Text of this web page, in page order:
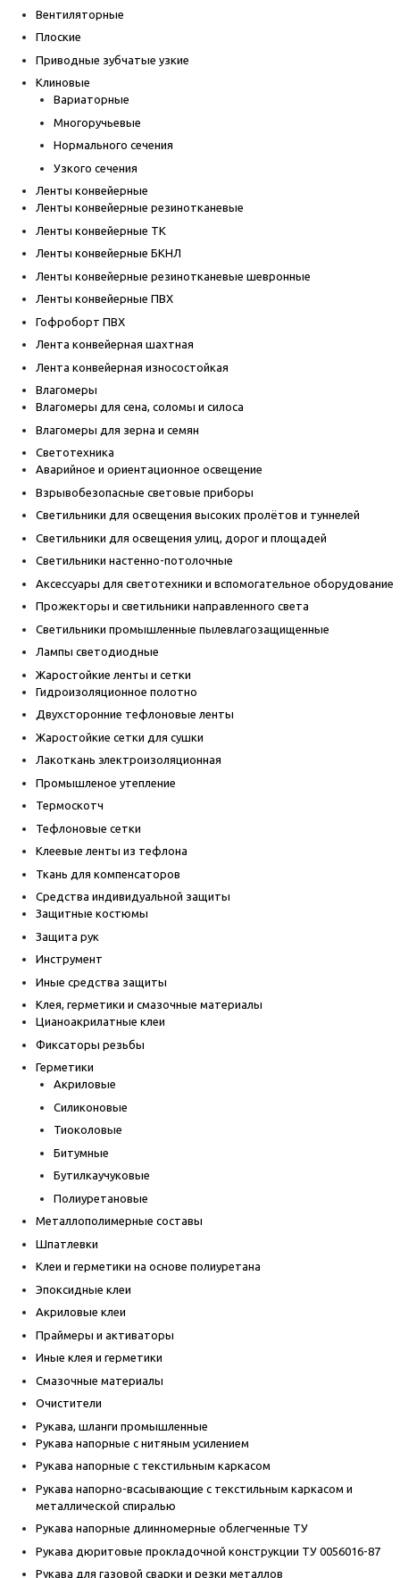
Вентиляторные
Плоские
Приводные зубчатые узкие
Клиновые
Вариаторные
Многоручьевые
Нормального сечения
Узкого сечения
Ленты конвейерные
Ленты конвейерные резинотканевые
Ленты конвейерные ТК
Ленты конвейерные БКНЛ
Ленты конвейерные резинотканевые шевронные
Ленты конвейерные ПВХ
Гофроборт ПВХ
Лента конвейерная шахтная
Лента конвейерная износостойкая
Влагомеры
Влагомеры для сена, соломы и силоса
Влагомеры для зерна и семян
Светотехника
Аварийное и ориентационное освещение
Взрывобезопасные световые приборы
Светильники для освещения высоких пролётов и туннелей
Светильники для освещения улиц, дорог и площадей
Светильники настенно-потолочные
Аксессуары для светотехники и вспомогательное оборудование
Прожекторы и светильники направленного света
Светильники промышленные пылевлагозащищенные
Лампы светодиодные
Жаростойкие ленты и сетки
Гидроизоляционное полотно
Двухсторонние тефлоновые ленты
Жаростойкие сетки для сушки
Лакоткань электроизоляционная
Промышленое утепление
Термоскотч
Тефлоновые сетки
Клеевые ленты из тефлона
Ткань для компенсаторов
Средства индивидуальной защиты
Защитные костюмы
Защита рук
Инструмент
Иные средства защиты
Клея, герметики и смазочные материалы
Цианоакрилатные клеи
Фиксаторы резьбы
Герметики
Акриловые
Силиконовые
Тиоколовые
Битумные
Бутилкаучуковые
Полиуретановые
Металлополимерные составы
Шпатлевки
Клеи и герметики на основе полиуретана
Эпоксидные клеи
Акриловые клеи
Праймеры и активаторы
Иные клея и герметики
Смазочные материалы
Очистители
Рукава, шланги промышленные
Рукава напорные с нитяным усилением
Рукава напорные с текстильным каркасом
Рукава напорно-всасывающие с текстильным каркасом и
металлической спиралью
Рукава напорные длинномерные облегченные ТУ
Рукава дюритовые прокладочной конструкции ТУ 0056016-87
Рукава для газовой сварки и резки металлов